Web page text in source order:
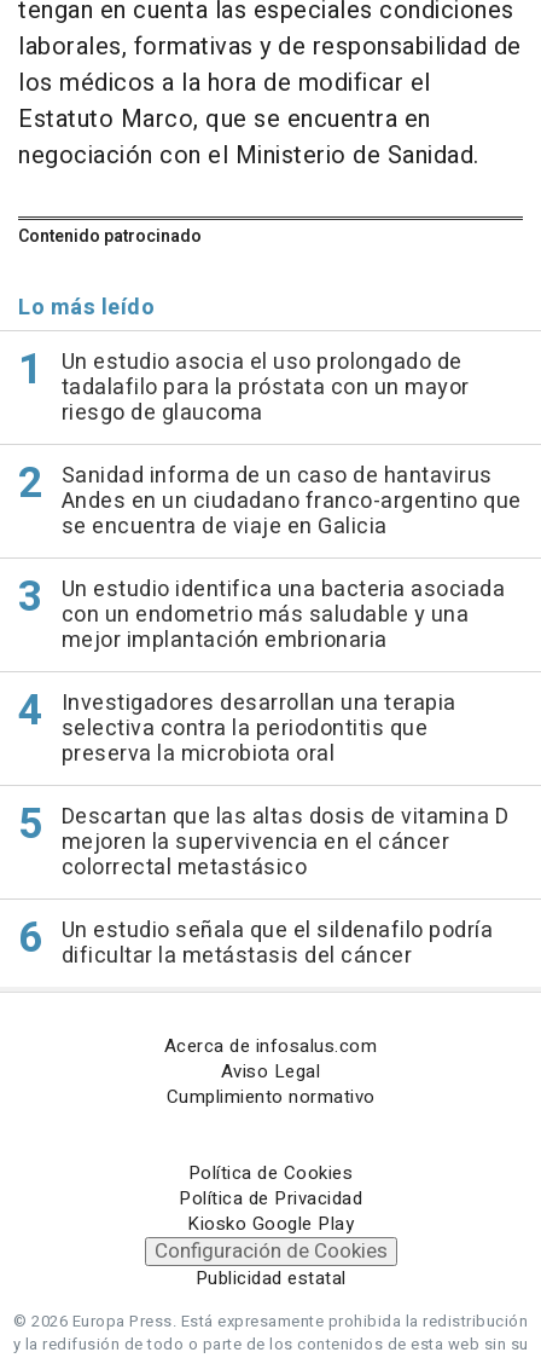
tengan en cuenta las especiales condiciones
laborales, formativas y de responsabilidad de
los médicos a la hora de modificar el
Estatuto Marco, que se encuentra en
negociación con el Ministerio de Sanidad.
Contenido patrocinado
Lo más leído
Un estudio asocia el uso prolongado de
tadalafilo para la próstata con un mayor
riesgo de glaucoma
Sanidad informa de un caso de hantavirus
Andes en un ciudadano franco-argentino que
se encuentra de viaje en Galicia
Un estudio identifica una bacteria asociada
con un endometrio más saludable y una
mejor implantación embrionaria
Investigadores desarrollan una terapia
selectiva contra la periodontitis que
preserva la microbiota oral
Descartan que las altas dosis de vitamina D
mejoren la supervivencia en el cáncer
colorrectal metastásico
Un estudio señala que el sildenafilo podría
dificultar la metástasis del cáncer
Acerca de infosalus.com
Aviso Legal
Cumplimiento normativo
Política de Cookies
Política de Privacidad
Kiosko Google Play
Configuración de Cookies
Publicidad estatal
© 2026 Europa Press. Está expresamente prohibida la redistribución
y la redifusión de todo o parte de los contenidos de esta web sin su